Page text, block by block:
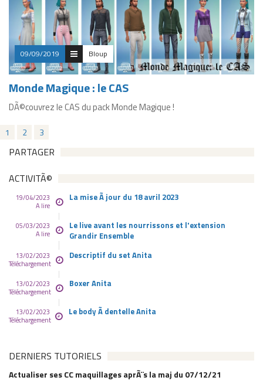
09/09/2019 Bloup
Monde Magique : le CAS
DÃ©couvrez le CAS du pack Monde Magique !
1 2 3
PARTAGER
ACTIVITÃ©
19/04/2023
A lire
La mise Ã jour du 18 avril 2023
05/03/2023
A lire
Le live avant les nourrissons et l'extension
Grandir Ensemble
13/02/2023
Téléchargement
Descriptif du set Anita
13/02/2023
Téléchargement
Boxer Anita
13/02/2023
Téléchargement
Le body Ã dentelle Anita
DERNIERS TUTORIELS
Actualiser ses CC maquillages aprÃ¨s la maj du 07/12/21